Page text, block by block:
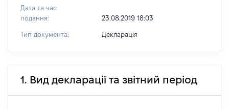
Дата та час
подання:
23.08.2019 18:03
Тип документа: Декларація
1. Вид декларації та звітний період